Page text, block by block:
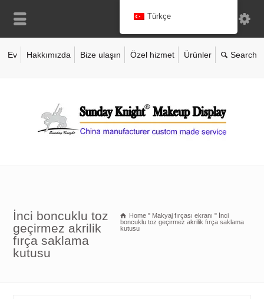
Ev Hakkımızda Bize ulaşın Özel hizmet Ürünler
İnci boncuklu toz
geçirmez akrilik
fırça saklama
kutusu
Home " Makyaj fırçası ekranı " İnci
boncuklu toz geçirmez akrilik fırça saklama
kutusu
Türkçe